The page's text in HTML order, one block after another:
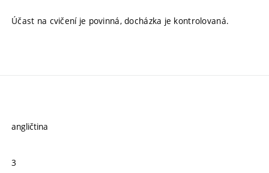
Účast na cvičení je povinná, docházka je kontrolovaná.
angličtina
3